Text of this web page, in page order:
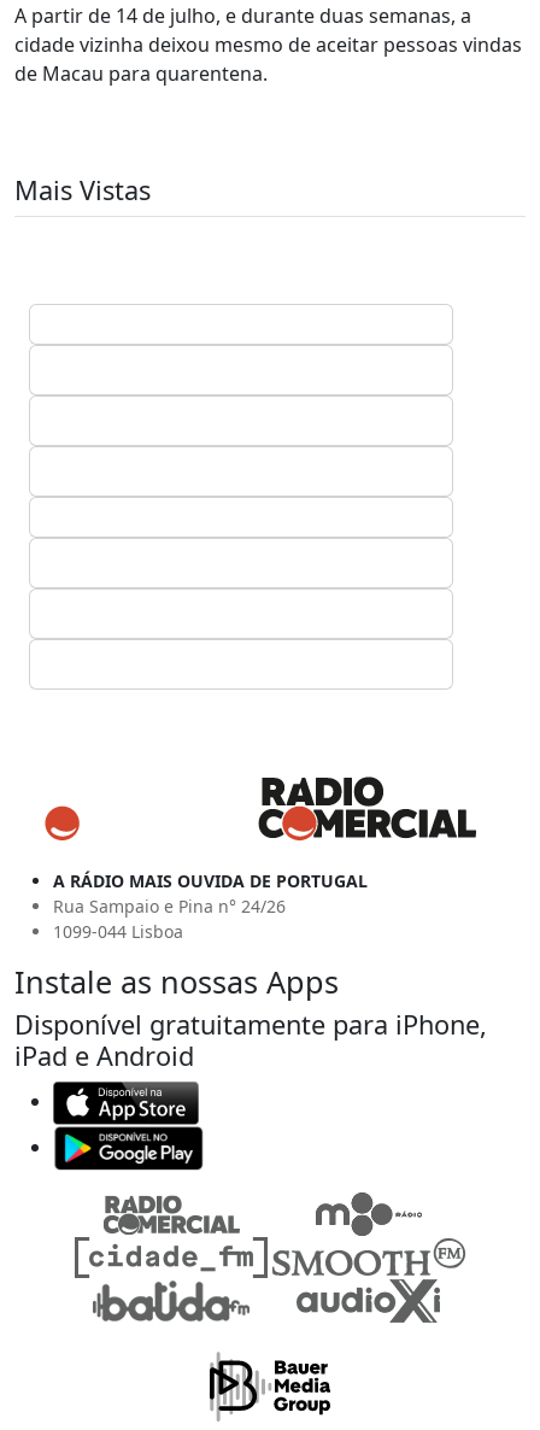
A partir de 14 de julho, e durante duas semanas, a
cidade vizinha deixou mesmo de aceitar pessoas vindas
de Macau para quarentena.
Mais Vistas
A RÁDIO MAIS OUVIDA DE PORTUGAL
Rua Sampaio e Pina n° 24/26
1099-044 Lisboa
Instale as nossas Apps
Disponível gratuitamente para iPhone,
iPad e Android